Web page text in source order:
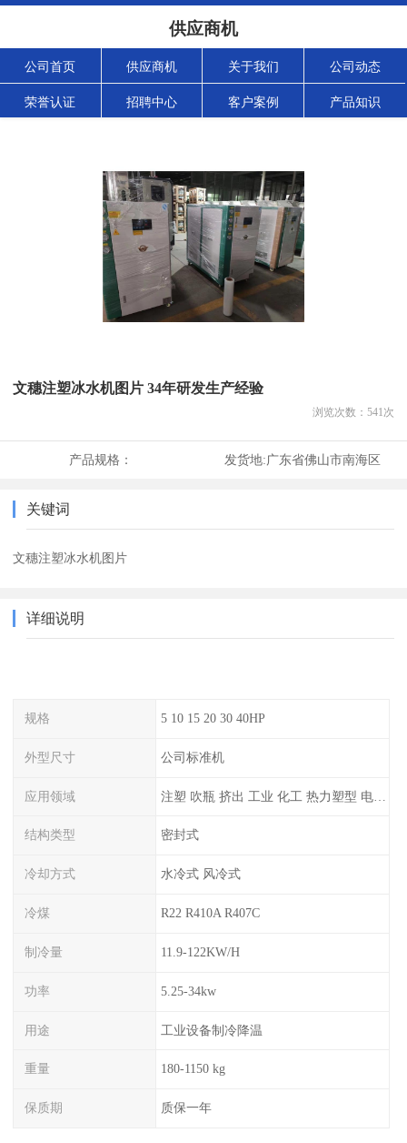
供应商机
公司首页 供应商机 关于我们 公司动态
荣誉认证 招聘中心 客户案例 产品知识
文穗注塑冰水机图片 34年研发生产经验
浏览次数： 541次
产品规格： 发货地:广东省佛山市南海区
关键词
文穗注塑冰水机图片
详细说明
规格 5 10 15 20 30 40HP
外型尺寸 公司标准机
应用领域 注塑 吹瓶 挤出 工业 化工 热力塑型 电镀等
结构类型 密封式
冷却方式 水冷式 风冷式
冷煤 R22 R410A R407C
制冷量 11.9-122KW/H
功率 5.25-34kw
用途 工业设备制冷降温
重量 180-1150 kg
保质期 质保一年